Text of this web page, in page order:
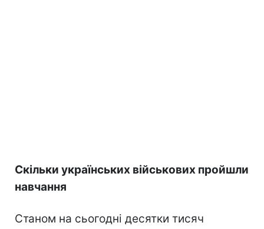
Скільки українських військових пройшли
навчання
Станом на сьогодні десятки тисяч